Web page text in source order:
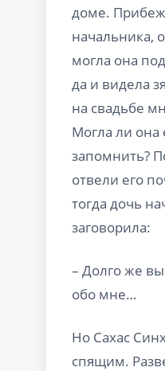
доме.
начальника,
могла она
да и видела
на свадьбе
Могла ли она
запомнить?
отвели его
тогда дочь
заговорила:
– Долго же
обо мне…
Но Сахас
спящим.